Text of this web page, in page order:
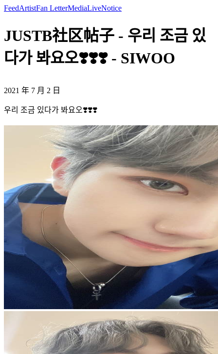
FeedArtistFan LetterMediaLiveNotice
JUSTB社区帖子 - 우리 조금 있
다가 봐요오❣️❣️❣️ - SIWOO
2021 年 7 月 2 日
우리 조금 있다가 봐요오❣️❣️❣️